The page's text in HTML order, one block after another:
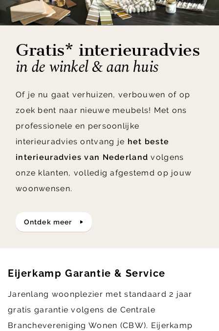
Gratis* interieuradvies
in de winkel & aan huis
Of je nu gaat verhuizen, verbouwen of op
zoek bent naar nieuwe meubels! Met ons
professionele en persoonlijke
interieuradvies ontvang je het beste
interieuradvies van Nederland volgens
onze klanten, volledig afgestemd op jouw
woonwensen.
ontdek meer
Eijerkamp Garantie & Service
Jarenlang woonplezier met standaard 2 jaar
gratis garantie volgens de Centrale
Branchevereniging Wonen (CBW). Eijerkamp